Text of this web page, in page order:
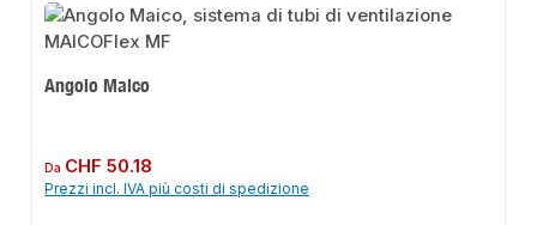
Angolo Maico
Prezzo normale:
Da CHF 50.18
Prezzi incl. IVA più costi di spedizione